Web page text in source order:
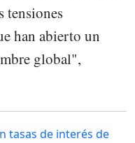
tensiones
han abierto un
global",
tasas de interés de